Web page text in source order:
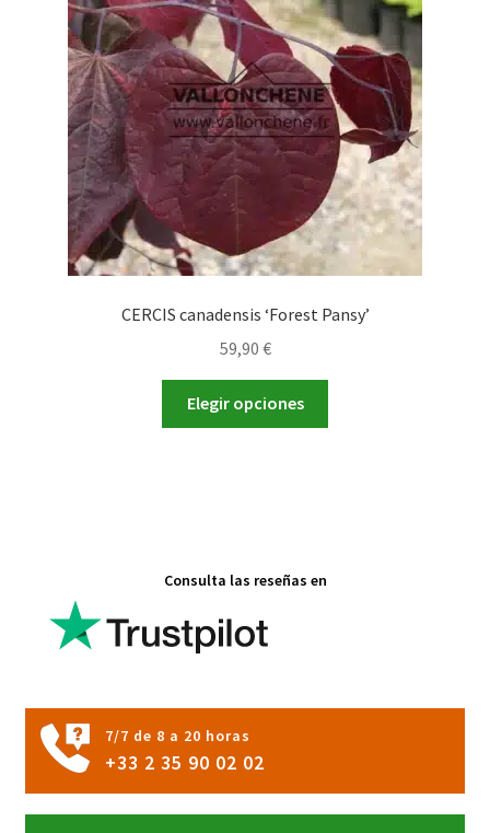
pueden
elegir
en
la
página
de
producto
CERCIS canadensis ‘Forest Pansy’
59,90 €
Elegir opciones
Consulta las reseñas en
7/7 de 8 a 20 horas
+33 2 35 90 02 02